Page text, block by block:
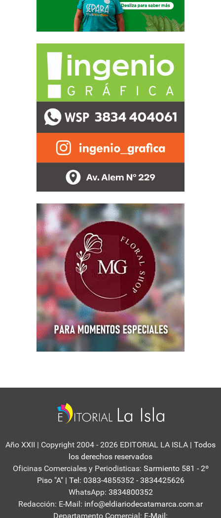
Año XXII | Copyright 2004 - 2026 EDITORIAL LA ISLA | Todos
los derechos reservados
Oficinas Comerciales y Periodisticas: Sarmiento 581 - 2º
Piso "A" | Tel: 0383-4855352 - 3834425626
WhatsApp: 3834800352
Redacción: E-Mail: info@eldiariodecatamarca.com.ar
Departamento Comercial: E-Mail: